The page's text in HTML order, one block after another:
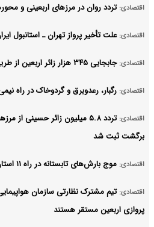
اقتصادی: تردد روان در مرزهای اربعینی و
اقتصادی: علت تأخیر پرواز تهران ـ استانبول
اقتصادی: جابجایی ۳۴۵ هزار زائر اربعین از طریق شبکه ریلی کشور
اقتصادی: رگبار، رعدوبرق و گردوخاک در راه
اقتصادی:
تردد ۵.۸ میلیون زائر حسینی
برگشت ثبت شد
اقتصادی: موج بارش‌های تابستانه در راه ۱۱ استان
اقتصادی: تیم مشترک نظارتی سازمان
پروازی اربعین مستقر هستند